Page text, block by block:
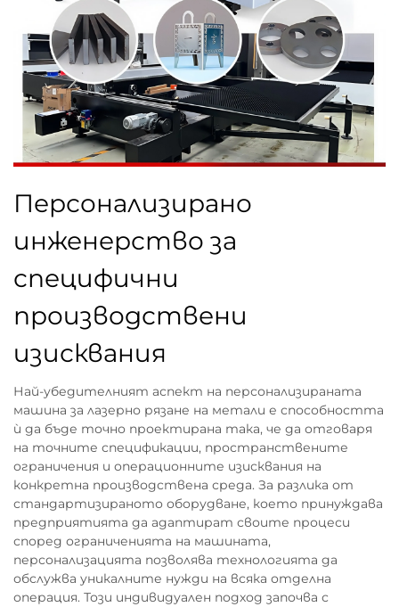
Персонализирано
инженерство за
специфични
производствени
изисквания
Най-убедителният аспект на персонализираната
машина за лазерно рязане на метали е способността
ѝ да бъде точно проектирана така, че да отговаря
на точните спецификации, пространствените
ограничения и операционните изисквания на
конкретна производствена среда. За разлика от
стандартизираното оборудване, което принуждава
предприятията да адаптират своите процеси
според ограниченията на машината,
персонализацията позволява технологията да
обслужва уникалните нужди на всяка отделна
операция. Този индивидуален подход започва с